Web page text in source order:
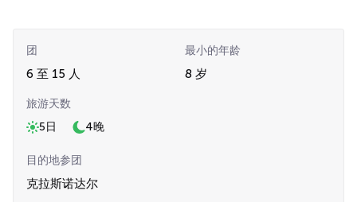
团
6 至 15 人
最小的年龄
8 岁
旅游天数
5日
4晚
目的地参团
克拉斯诺达尔